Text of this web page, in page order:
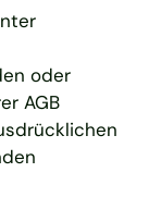
oder
AGB